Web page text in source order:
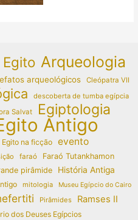
Arqueologia
arqueológicos Cleópatra VII
descoberta de tumba egípcia
Salvat Egiptologia
Antigo
Egito na ficção evento
faraó Faraó Tutankhamon
pirâmide
História Antiga
mitologia Museu Egípcio do Cairo
Pirâmides Ramses II
dos Deuses Egípcios